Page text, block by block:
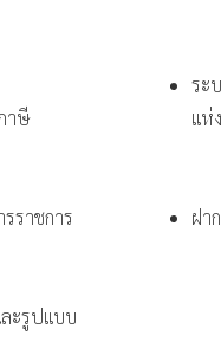
าษี
ราชการ
ะรูปแบบ
ระ
แห่
ฝา